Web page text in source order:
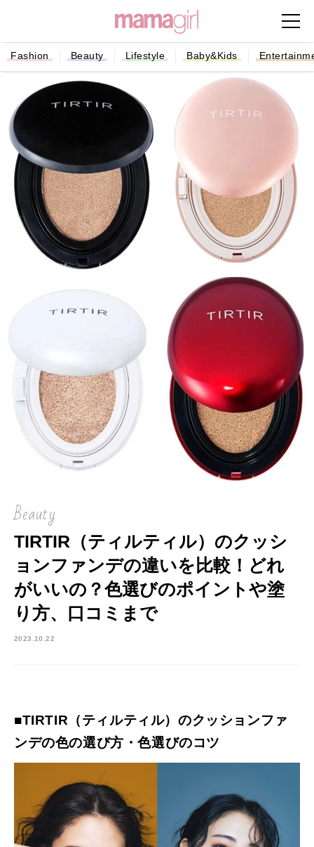
Fashion Beauty Lifestyle Baby&Kids
Beauty
TIRTIR（ティルティル）のクッシ
ョンファンデの違いを比較！どれ
がいいの？色選びのポイントや塗
り方、口コミまで
2023.10.22
■TIRTIR（ティルティル）のクッションファ
ンデの色の選び方・色選びのコツ